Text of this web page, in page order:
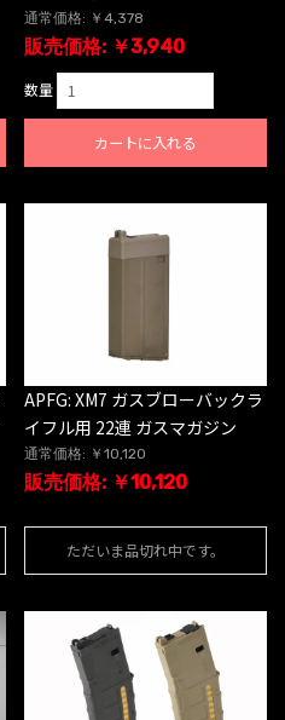
通常価格: ￥4,378
販売価格: ￥3,940
数量
カートに入れる
APFG: XM7 ガスブローバックラ
イフル用 22連 ガスマガジン
通常価格: ￥10,120
販売価格: ￥10,120
ただいま品切れ中です。